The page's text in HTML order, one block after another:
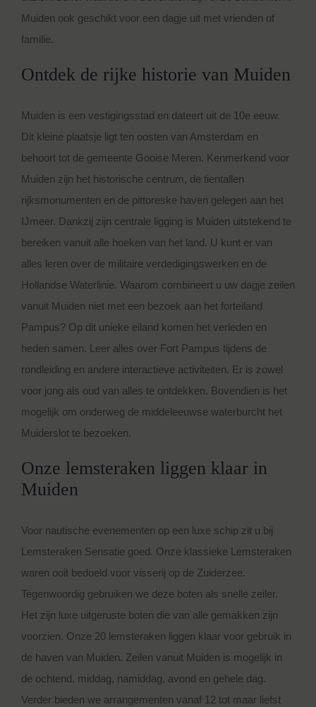
Muiden ook geschikt voor een dagje uit met vrienden of
familie.
Ontdek de rijke historie van Muiden
Muiden is een vestigingsstad en dateert uit de 10e eeuw.
Dit kleine plaatsje ligt ten oosten van Amsterdam en
behoort tot de gemeente Gooise Meren. Kenmerkend voor
Muiden zijn het historische centrum, de tientallen
rijksmonumenten en de pittoreske haven gelegen aan het
IJmeer. Dankzij zijn centrale ligging is Muiden uitstekend te
bereiken vanuit alle hoeken van het land. U kunt er van
alles leren over de militaire verdedigingswerken en de
Hollandse Waterlinie. Waarom combineert u uw dagje zeilen
vanuit Muiden niet met een bezoek aan het forteiland
Pampus? Op dit unieke eiland komen het verleden en
heden samen. Leer alles over Fort Pampus tijdens de
rondleiding en andere interactieve activiteiten. Er is zowel
voor jong als oud van alles te ontdekken. Bovendien is het
mogelijk om onderweg de middeleeuwse waterburcht het
Muiderslot te bezoeken.
Onze lemsteraken liggen klaar in
Muiden
Voor nautische evenementen op een luxe schip zit u bij
Lemsteraken Sensatie goed. Onze klassieke Lemsteraken
waren ooit bedoeld voor visserij op de Zuiderzee.
Tegenwoordig gebruiken we deze boten als snelle zeiler.
Het zijn luxe uitgeruste boten die van alle gemakken zijn
voorzien. Onze 20 lemsteraken liggen klaar voor gebruik in
de haven van Muiden. Zeilen vanuit Muiden is mogelijk in
de ochtend, middag, namiddag, avond en gehele dag.
Verder bieden we arrangementen vanaf 12 tot maar liefst